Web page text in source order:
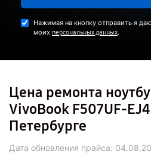
Нажимая на кнопку отправить я
моих персональных данных.
Цена ремонта
VivoBook F507UF-
Петербурге
Дата обновления прайса: